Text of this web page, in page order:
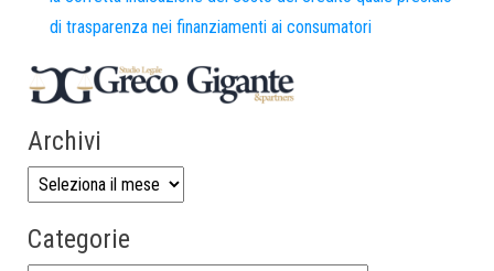
di trasparenza nei finanziamenti ai consumatori
Archivi
Categorie